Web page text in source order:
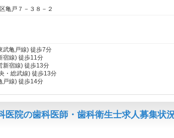
亀戸７－３８－２
武亀戸線) 徒歩7分
宿線) 徒歩11分
新宿線) 徒歩13分
・総武線) 徒歩13分
戸線) 徒歩14分
医院の歯科医師・歯科衛生士求人募集状